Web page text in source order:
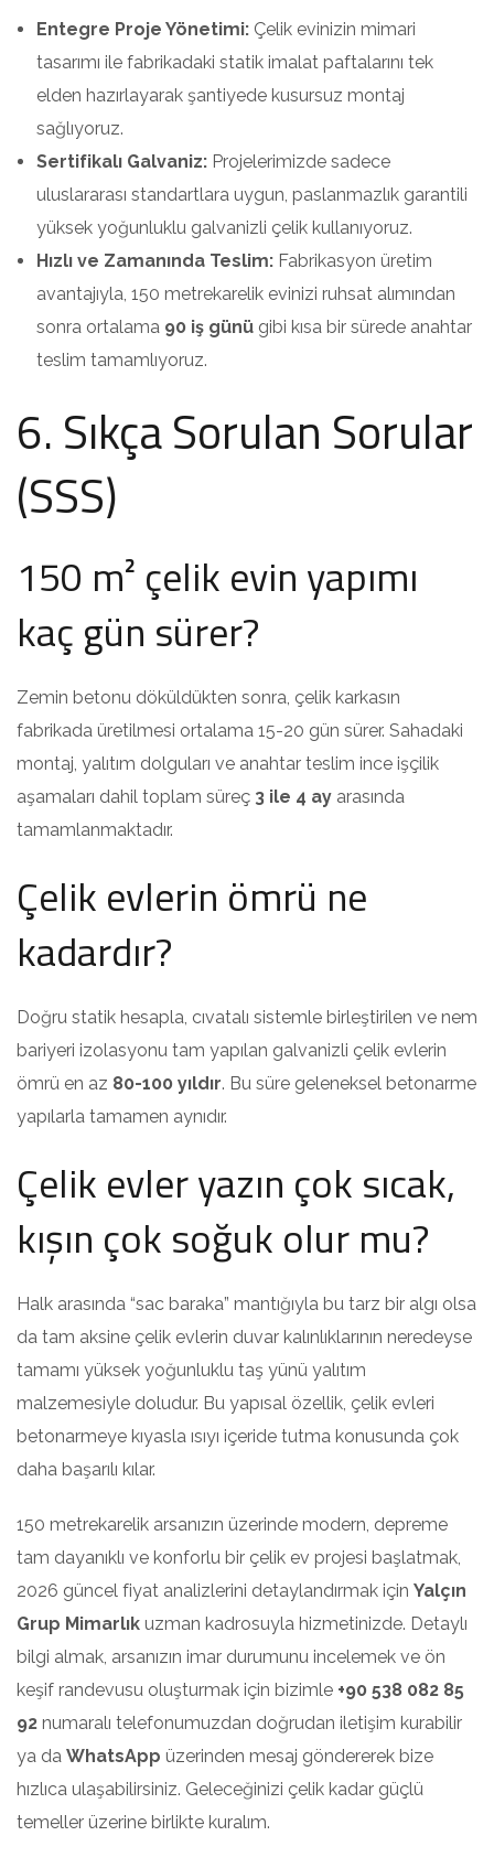
Entegre Proje Yönetimi: Çelik evinizin mimari
tasarımı ile fabrikadaki statik imalat paftalarını tek
elden hazırlayarak şantiyede kusursuz montaj
sağlıyoruz.
Sertifikalı Galvaniz: Projelerimizde sadece
uluslararası standartlara uygun, paslanmazlık garantili
yüksek yoğunluklu galvanizli çelik kullanıyoruz.
Hızlı ve Zamanında Teslim: Fabrikasyon üretim
avantajıyla, 150 metrekarelik evinizi ruhsat alımından
sonra ortalama 90 iş günü gibi kısa bir sürede anahtar
teslim tamamlıyoruz.
6. Sıkça Sorulan Sorular
(SSS)
150 m² çelik evin yapımı
kaç gün sürer?
Zemin betonu döküldükten sonra, çelik karkasın
fabrikada üretilmesi ortalama 15-20 gün sürer. Sahadaki
montaj, yalıtım dolguları ve anahtar teslim ince işçilik
aşamaları dahil toplam süreç 3 ile 4 ay arasında
tamamlanmaktadır.
Çelik evlerin ömrü ne
kadardır?
Doğru statik hesapla, cıvatalı sistemle birleştirilen ve nem
bariyeri izolasyonu tam yapılan galvanizli çelik evlerin
ömrü en az 80-100 yıldır. Bu süre geleneksel betonarme
yapılarla tamamen aynıdır.
Çelik evler yazın çok sıcak,
kışın çok soğuk olur mu?
Halk arasında “sac baraka” mantığıyla bu tarz bir algı olsa
da tam aksine çelik evlerin duvar kalınlıklarının neredeyse
tamamı yüksek yoğunluklu taş yünü yalıtım
malzemesiyle doludur. Bu yapısal özellik, çelik evleri
betonarmeye kıyasla ısıyı içeride tutma konusunda çok
daha başarılı kılar.
150 metrekarelik arsanızın üzerinde modern, depreme
tam dayanıklı ve konforlu bir çelik ev projesi başlatmak,
2026 güncel fiyat analizlerini detaylandırmak için Yalçın
Grup Mimarlık uzman kadrosuyla hizmetinizde. Detaylı
bilgi almak, arsanızın imar durumunu incelemek ve ön
keşif randevusu oluşturmak için bizimle +90 538 082 85
92 numaralı telefonumuzdan doğrudan iletişim kurabilir
ya da WhatsApp üzerinden mesaj göndererek bize
hızlıca ulaşabilirsiniz. Geleceğinizi çelik kadar güçlü
temeller üzerine birlikte kuralım.